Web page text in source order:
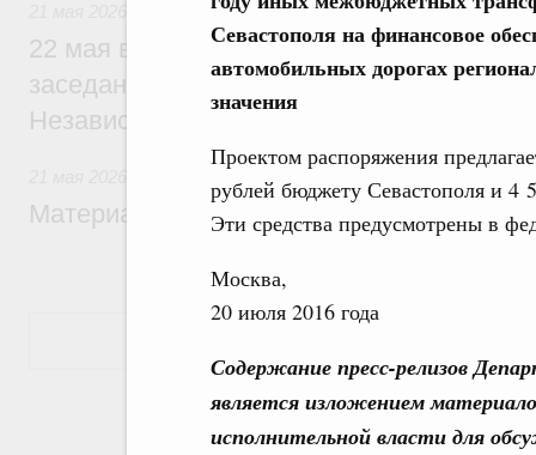
Севастополя на финансовое
автомобильных дорогах
значения
Проектом распоряжения
рублей бюджету Севастополя и
Эти средства предусмотрены в
Москва,
20 июля 2016 года
Содержание пресс-релизов
является изложением
исполнительной власти для
22 мая в Ашхабаде Михаил Мишустин
заседании Совета глав правительств
Независимых Государств
Материалы к заседанию Правительства